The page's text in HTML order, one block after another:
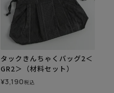
タックきんちゃくバッグ2＜
GR2＞（材料セット）
¥3,190税込